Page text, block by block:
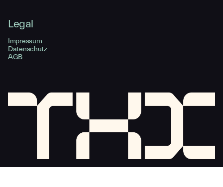
Legal
Impressum
Datenschutz
AGB